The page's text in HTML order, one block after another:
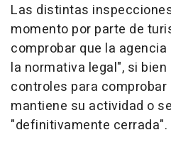
Las distintas
momento por parte de
comprobar que la
la normativa legal", si
controles para
mantiene su actividad o
"definitivamente cerrada".